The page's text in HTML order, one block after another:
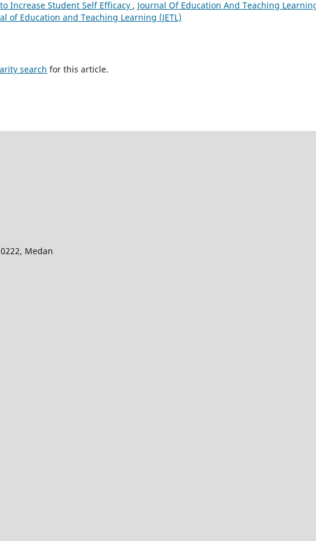
Increase Student Self Efficacy , Journal Of Education And Teaching
of Education and Teaching Learning (JETL)
search for this article.
Medan